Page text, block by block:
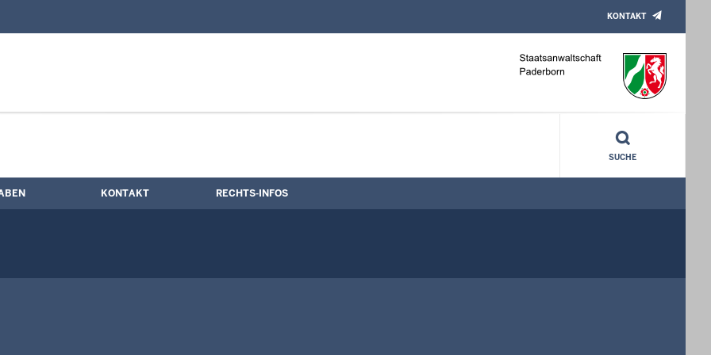
Kontaktformular
KONTAKT
SUCHE
KONTAKT RECHTS-INFOS